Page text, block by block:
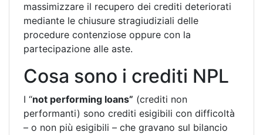
massimizzare il recupero dei crediti deteriorati
mediante le chiusure stragiudiziali delle
procedure contenziose oppure con la
partecipazione alle aste.
Cosa sono i crediti NPL
I “not performing loans” (crediti non
performanti) sono crediti esigibili con difficoltà
– o non più esigibili – che gravano sul bilancio